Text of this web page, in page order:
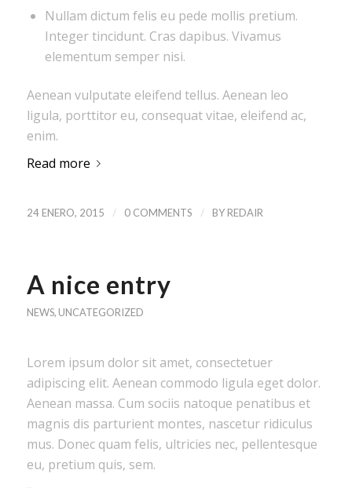
Nullam dictum felis eu pede mollis pretium.
Integer tincidunt. Cras dapibus. Vivamus
elementum semper nisi.
Aenean vulputate eleifend tellus. Aenean leo
ligula, porttitor eu, consequat vitae, eleifend ac,
enim.
Read more
24 ENERO, 2015 / 0 COMMENTS / BY REDAIR
A nice entry
NEWS, UNCATEGORIZED
Lorem ipsum dolor sit amet, consectetuer
adipiscing elit. Aenean commodo ligula eget dolor.
Aenean massa. Cum sociis natoque penatibus et
magnis dis parturient montes, nascetur ridiculus
mus. Donec quam felis, ultricies nec, pellentesque
eu, pretium quis, sem.